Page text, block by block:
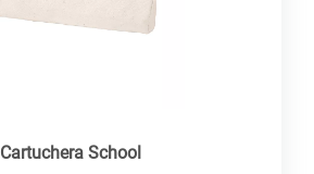
Cartuchera School